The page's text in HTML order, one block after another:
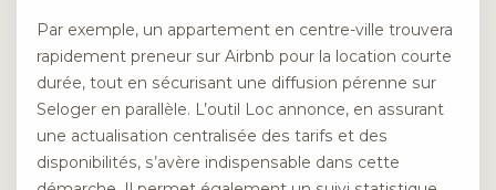
Par exemple, un appartement en centre-ville trouvera
rapidement preneur sur Airbnb pour la location courte
durée, tout en sécurisant une diffusion pérenne sur
Seloger en parallèle. L’outil Loc annonce, en assurant
une actualisation centralisée des tarifs et des
disponibilités, s’avère indispensable dans cette